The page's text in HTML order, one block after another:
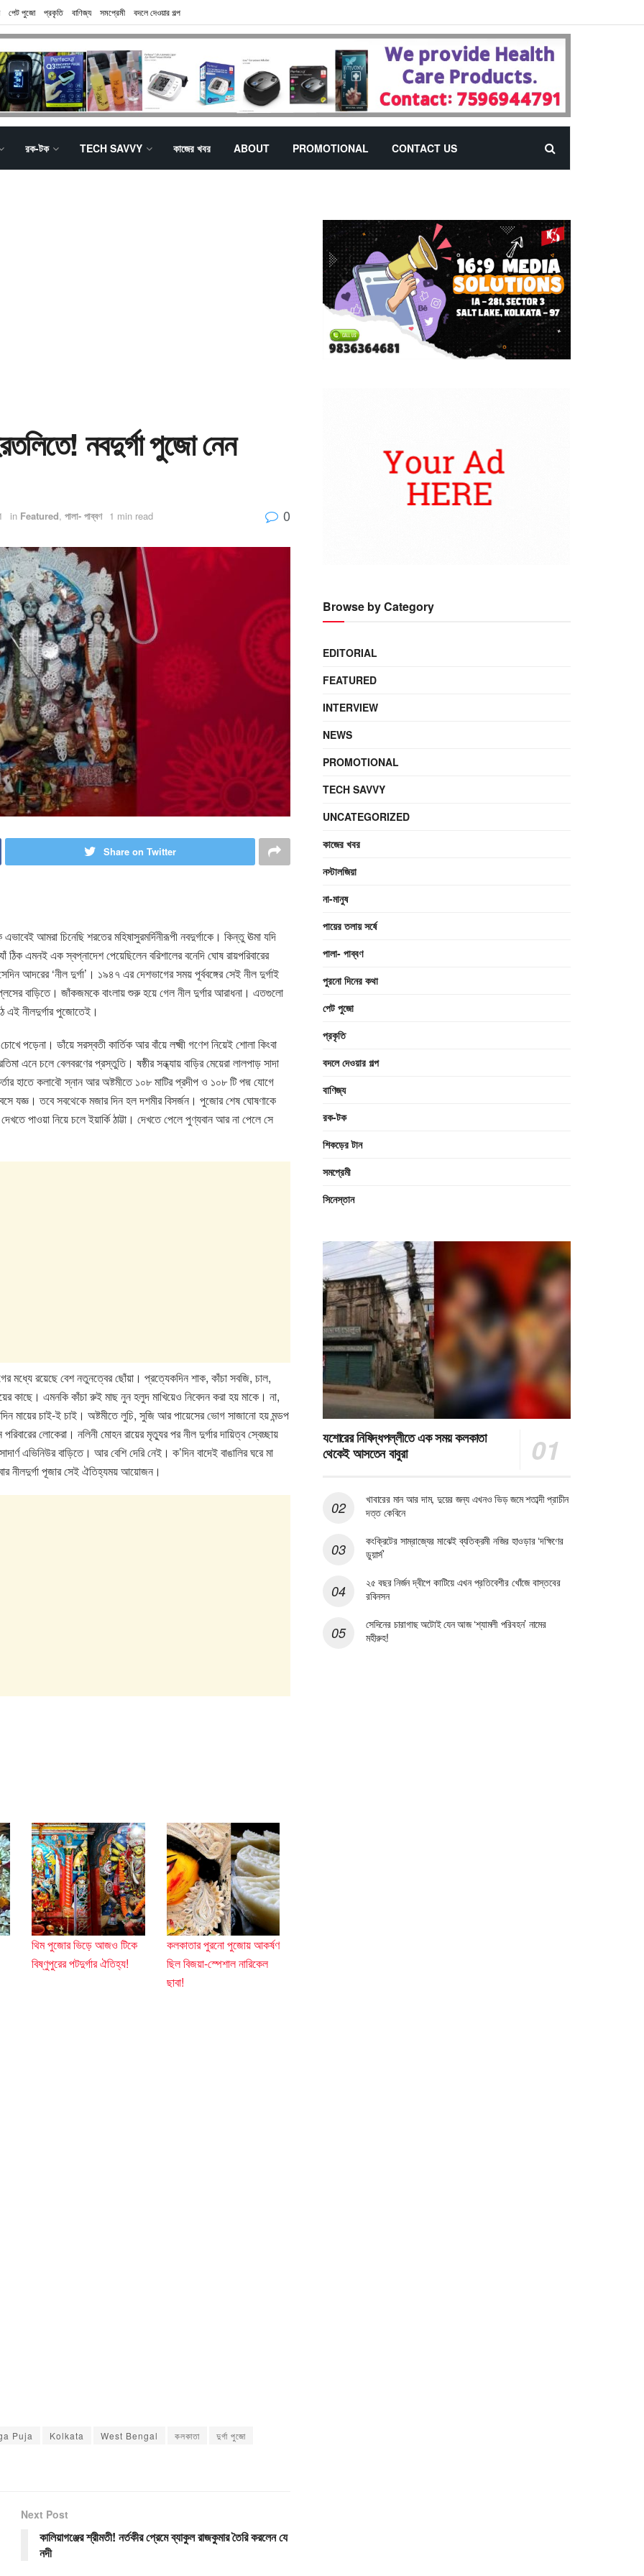
পেট পুজো প্রকৃতি বাণিজ্য সমপ্রেমী বদলে দেওয়ার গল্প
রক-টক TECH SAVVY কাজের খবর ABOUT PROMOTIONAL CONTACT US
নবদুর্গা পুজো নেন
in Featured, পালা- পাব্বণ 1 min read 0
Share on Twitter
আমরা চিনেছি শরতের মহিষাসুরমর্দিনীরূপী নবদুর্গাকে। কিন্তু ঊমা যদি
এমনই এক স্বপ্নাদেশ পেয়েছিলেন বরিশালের বনেদি ঘোষ রায়পরিবারের
আদরের ‘নীল দুর্গা’। ১৯৪৭ এর দেশভাগের সময় পূর্ববঙ্গের সেই নীল দুর্গাই
বাড়িতে। জাঁকজমকে বাংলায় শুরু হয়ে গেল নীল দুর্গার আরাধনা। এতগুলো
এই নীলদুর্গার পুজোতেই।
পড়েনা। ডাঁয়ে সরস্বতী কার্তিক আর বাঁয়ে লক্ষ্মী গণেশ নিয়েই শোলা কিংবা
এনে চলে বেলবরণের প্রস্তুতি। ষষ্ঠীর সন্ধ্যায় বাড়ির মেয়েরা লালপাড় সাদা
হাতে কলাবৌ স্নান আর অষ্টমীতে ১০৮ মাটির‌ প্রদীপ ও ১০৮ টি পদ্ম যোগে
যজ্ঞ। তবে সবথেকে মজার দিন হল দশমীর বিসর্জন। পুজোর শেষ ঘোষণাকে
পাওয়া নিয়ে চলে ইয়ার্কি ঠাট্টা। দেখতে পেলে পুণ্যবান আর না পেলে সে
মধ্যে রয়েছে বেশ নতুনত্বের ছোঁয়া। প্রত্যেকদিন শাক, কাঁচা সবজি, চাল,
কাছে। এমনকি কাঁচা রুই মাছ নুন হলুদ মাখিয়েও নিবেদন করা হয় মাকে। না,
মায়ের চাই-ই চাই। অষ্টমীতে লুচি, সুজি আর পায়েসের ভোগ সাজানো হয় মন্ডপ
লোকেরা। নলিনী মোহন রায়ের মৃত্যুর পর নীল দুর্গার দায়িত্ব স্বেচ্ছায়
এভিনিউর বাড়িতে। আর বেশি দেরি নেই। ক’দিন বাদেই বাঙালির ঘরে মা
নীলদুর্গা পূজার সেই ঐতিহ্যময় আয়োজন।
থিম পুজোর ভিড়ে আজও টিকে
বিষ্ণুপুরের পটদুর্গার ঐতিহ্য!
কলকাতার পুরনো পুজোয় আকর্ষণ
ছিল বিজয়া-স্পেশাল নারিকেল
ছাবা!
Puja Kolkata West Bengal কলকাতা
দুর্গা পুজো
Next Post
কালিয়াগঞ্জের শ্রীমতী! নর্তকীর প্রেমে ব্যাকুল রাজকুমার তৈরি করলেন যে
নদী
Browse by Category
EDITORIAL
FEATURED
INTERVIEW
NEWS
PROMOTIONAL
TECH SAVVY
UNCATEGORIZED
কাজের খবর
নস্টালজিয়া
না-মানুষ
পায়ের তলায় সর্ষে
পালা- পাব্বণ
পুরনো দিনের কথা
পেট পুজো
প্রকৃতি
বদলে দেওয়ার গল্প
বাণিজ্য
রক-টক
শিকড়ের টান
সমপ্রেমী
সিনেস্তান
যশোরের নিষিদ্ধপল্লীতে এক সময় কলকাতা
থেকেই আসতেন বাবুরা
খাবারের মান আর দাম, দুয়ের জন্য এখনও ভিড় জমে শতাব্দী প্রাচীন
দত্ত কেবিনে
কংক্রিটের সাম্রাজ্যের মাঝেই ব্যতিক্রমী নজির হাওড়ার ‘দক্ষিণের
ডুয়ার্স’
২৫ বছর নির্জন দ্বীপে কাটিয়ে এখন প্রতিবেশীর খোঁজে বাস্তবের
রবিনসন
সেদিনের চারাগাছ অটোই যেন আজ ‘শ্যামলী পরিবহন’ নামের
মহীরুহ!